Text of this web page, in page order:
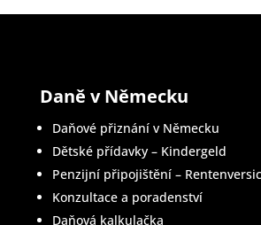
Daně v Německu
Daňové přiznání v Německu
Dětské přídavky – Kindergeld
Penzijní připojištění –
Konzultace a poradenství
Daňová kalkulačka